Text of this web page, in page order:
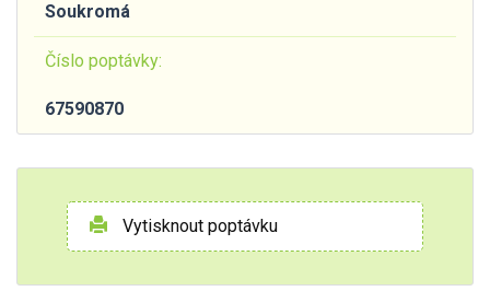
Soukromá
Číslo poptávky:
67590870
Vytisknout poptávku